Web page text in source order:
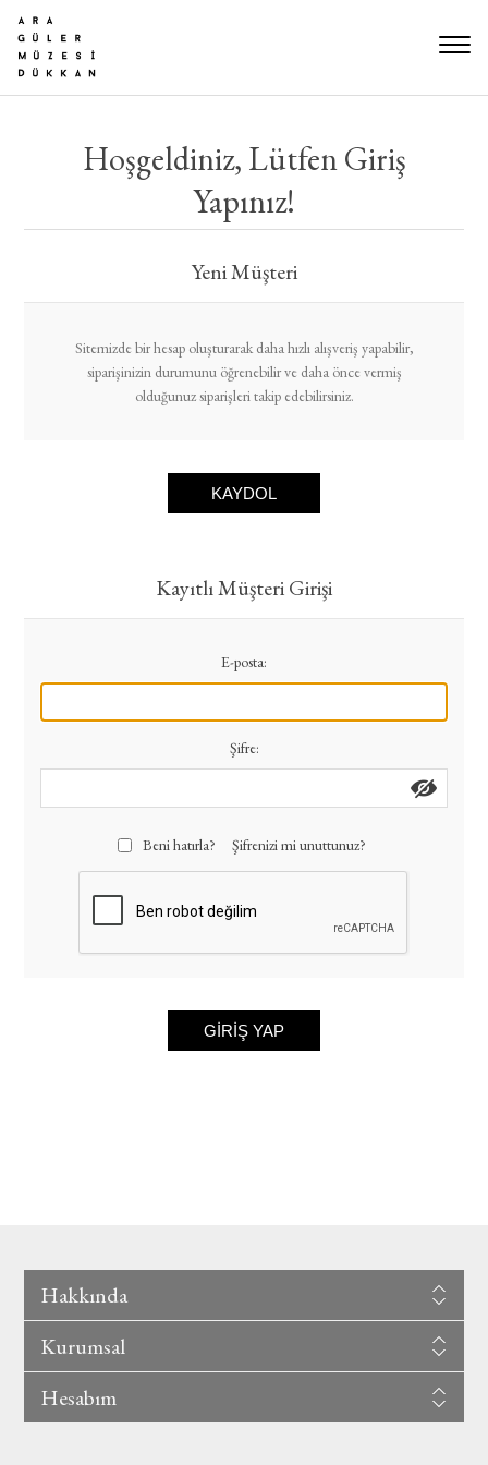
Hoşgeldiniz, Lütfen Giriş
Yapınız!
Yeni Müşteri
Sitemizde bir hesap oluşturarak daha hızlı alışveriş yapabilir,
siparişinizin durumunu öğrenebilir ve daha önce vermiş
olduğunuz siparişleri takip edebilirsiniz.
KAYDOL
Kayıtlı Müşteri Girişi
E-posta:
Şifre:
Beni hatırla? Şifrenizi mi unuttunuz?
GIRIŞ YAP
Hakkında
Kurumsal
Hesabım